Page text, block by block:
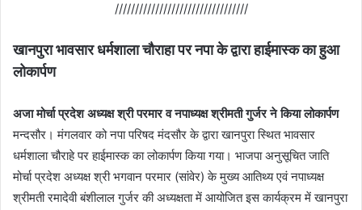
/////////////////////////////////
खानपुरा भावसार धर्मशाला चौराहा पर नपा के द्वारा हाईमास्क का हुआ
लोकार्पण
अजा मोर्चा प्रदेश अध्यक्ष श्री परमार व नपाध्यक्ष श्रीमती गुर्जर ने किया लोकार्पण
मन्दसौर। मंगलवार को नपा परिषद मंदसौर के द्वारा खानपुरा स्थित भावसार
धर्मशाला चौराहे पर हाईमास्क का लोकार्पण किया गया। भाजपा अनुसूचित जाति
मोर्चा प्रदेश अध्यक्ष श्री भगवान परमार (सांवेर) के मुख्य आतिथ्य एवं नपाध्यक्ष
श्रीमती रमादेवी बंशीलाल गुर्जर की अध्यक्षता में आयोजित इस कार्यक्रम में खानपुरा